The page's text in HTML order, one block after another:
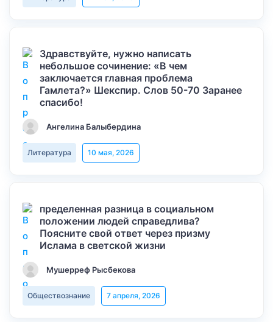
Здравствуйте, нужно написать
небольшое сочинение: «В чем
заключается главная проблема
Гамлета?» Шекспир. Слов 50-70 Заранее
спасибо!
Ангелина Балыбердина
Литература 10 мая, 2026
пределенная разница в социальном
положении людей справедлива?
Поясните свой ответ через призму
Ислама в светской жизни
Мушерреф Рысбекова
Обществознание 7 апреля, 2026